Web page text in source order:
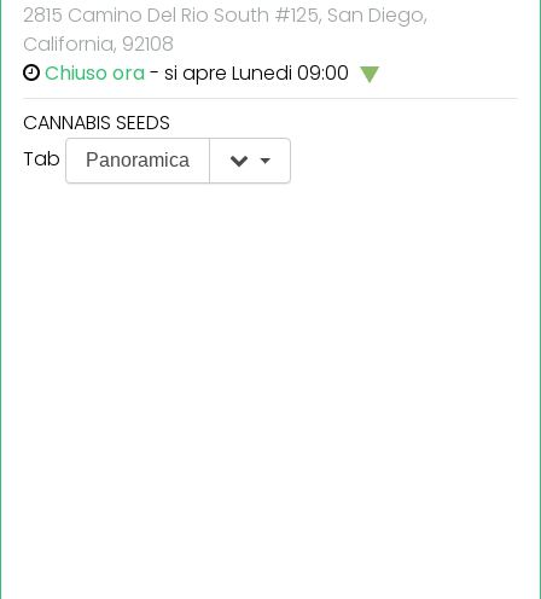
2815 Camino Del Rio South #125, San Diego,
California, 92108
Chiuso ora- si apre Lunedi 09:00
CANNABIS SEEDS
Tab
Panoramica